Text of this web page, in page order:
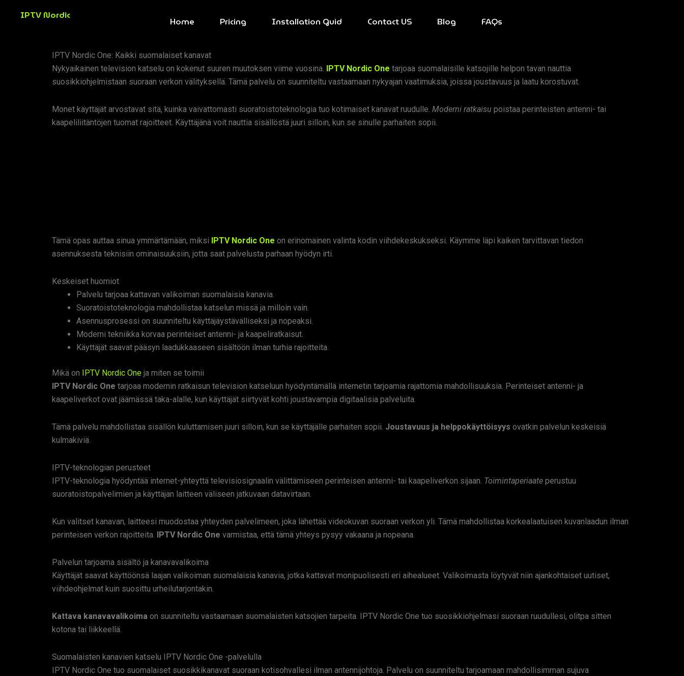
IPTV Nordic
Home Pricing Installation Guid Contact US Blog FAQs
IPTV Nordic One: Kaikki suomalaiset kanavat
Nykyaikainen television katselu on kokenut suuren muutoksen viime vuosina. IPTV Nordic One tarjoaa suomalaisille katsojille helpon tavan nauttia
suosikkiohjelmistaan suoraan verkon välityksellä. Tämä palvelu on suunniteltu vastaamaan nykyajan vaatimuksia, joissa joustavuus ja laatu korostuvat.
Monet käyttäjät arvostavat sitä, kuinka vaivattomasti suoratoistoteknologia tuo kotimaiset kanavat ruudulle. Moderni ratkaisu poistaa perinteisten antenni- tai
kaapeliliitäntöjen tuomat rajoitteet. Käyttäjänä voit nauttia sisällöstä juuri silloin, kun se sinulle parhaiten sopii.
Tämä opas auttaa sinua ymmärtämään, miksi IPTV Nordic One on erinomainen valinta kodin viihdekeskukseksi. Käymme läpi kaiken tarvittavan tiedon
asennuksesta teknisiin ominaisuuksiin, jotta saat palvelusta parhaan hyödyn irti.
Keskeiset huomiot
Palvelu tarjoaa kattavan valikoiman suomalaisia kanavia.
Suoratoistoteknologia mahdollistaa katselun missä ja milloin vain.
Asennusprosessi on suunniteltu käyttäjäystävälliseksi ja nopeaksi.
Moderni tekniikka korvaa perinteiset antenni- ja kaapeliratkaisut.
Käyttäjät saavat pääsyn laadukkaaseen sisältöön ilman turhia rajoitteita.
Mikä on IPTV Nordic One ja miten se toimii
IPTV Nordic One tarjoaa modernin ratkaisun television katseluun hyödyntämällä internetin tarjoamia rajattomia mahdollisuuksia. Perinteiset antenni- ja
kaapeliverkot ovat jäämässä taka-alalle, kun käyttäjät siirtyvät kohti joustavampia digitaalisia palveluita.
Tämä palvelu mahdollistaa sisällön kuluttamisen juuri silloin, kun se käyttäjälle parhaiten sopii. Joustavuus ja helppokäyttöisyys ovatkin palvelun keskeisiä
kulmakiviä.
IPTV-teknologian perusteet
IPTV-teknologia hyödyntää internet-yhteyttä televisiosignaalin välittämiseen perinteisen antenni- tai kaapeliverkon sijaan. Toimintaperiaate perustuu
suoratoistopalvelimien ja käyttäjän laitteen väliseen jatkuvaan datavirtaan.
Kun valitset kanavan, laitteesi muodostaa yhteyden palvelimeen, joka lähettää videokuvan suoraan verkon yli. Tämä mahdollistaa korkealaatuisen kuvanlaadun ilman
perinteisen verkon rajoitteita. IPTV Nordic One varmistaa, että tämä yhteys pysyy vakaana ja nopeana.
Palvelun tarjoama sisältö ja kanavavalikoima
Käyttäjät saavat käyttöönsä laajan valikoiman suomalaisia kanavia, jotka kattavat monipuolisesti eri aihealueet. Valikoimasta löytyvät niin ajankohtaiset uutiset,
viihdeohjelmat kuin suosittu urheilutarjontakin.
Kattava kanavavalikoima on suunniteltu vastaamaan suomalaisten katsojien tarpeita. IPTV Nordic One tuo suosikkiohjelmasi suoraan ruudullesi, olitpa sitten
kotona tai liikkeellä.
Suomalaisten kanavien katselu IPTV Nordic One -palvelulla
IPTV Nordic One tuo suomalaiset suosikkikanavat suoraan kotisohvallesi ilman antennijohtoja. Palvelu on suunniteltu tarjoamaan mahdollisimman sujuva